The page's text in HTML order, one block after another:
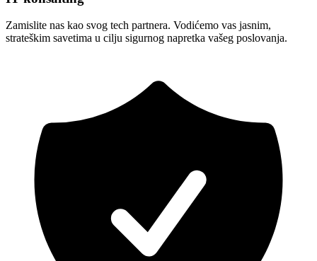
Zamislite nas kao svog tech partnera. Vodićemo vas jasnim,
strateškim savetima u cilju sigurnog napretka vašeg poslovanja.